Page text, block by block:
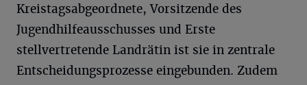
Kreistagsabgeordnete, Vorsitzende des
Jugendhilfeausschusses und Erste
stellvertretende Landrätin ist sie in zentrale
Entscheidungsprozesse eingebunden. Zudem